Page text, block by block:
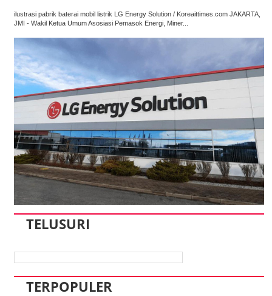
ilustrasi pabrik baterai mobil listrik LG Energy Solution / Koreaittimes.com JAKARTA,
JMI - Wakil Ketua Umum Asosiasi Pemasok Energi, Miner...
TELUSURI
TERPOPULER